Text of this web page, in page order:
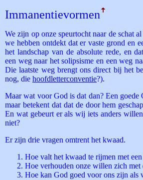
Immanentievormen ꜛ
We zijn op onze speurtocht naar de schat
we hebben ontdekt dat er vaste grond en
het landschap van de absolute rede, en
een weg naar het solipsisme en een weg
Die laatste weg brengt ons direct bij het
nog, die hoofdletterconventie?).
Maar wat voor God is dat dan? Een goede
maar betekent dat dat de door hem
En wat gebeurt er als wij iets anders
niet?
Er zijn drie vragen omtrent het kwaad.
Hoe valt het kwaad te rijmen met
Hoe verhouden onze willen zich met
Hoe kan God goed voor ons zijn als